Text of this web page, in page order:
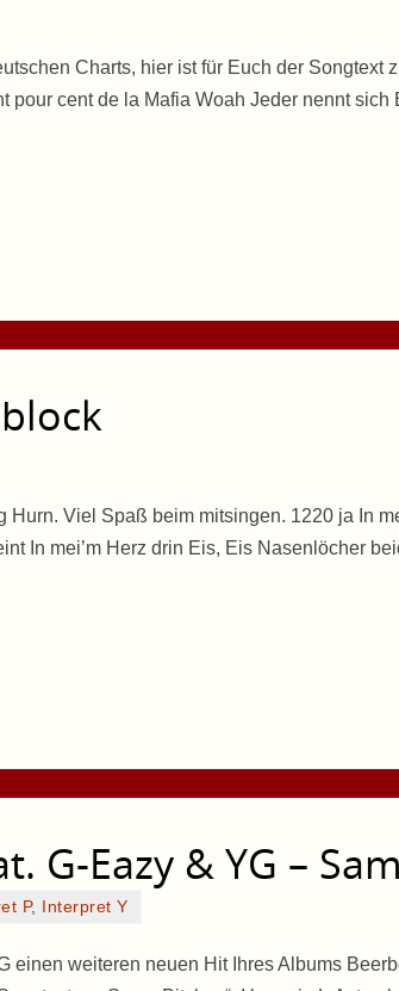
Charts, hier ist für Euch der Songtext
pour cent de la Mafia Woah Jeder nennt sich
Hurn. Viel Spaß beim mitsingen. 1220 ja In
In mei’m Herz drin Eis, Eis Nasenlöcher
G-Eazy & YG –
P, Interpret Y
einen weiteren neuen Hit Ihres Albums